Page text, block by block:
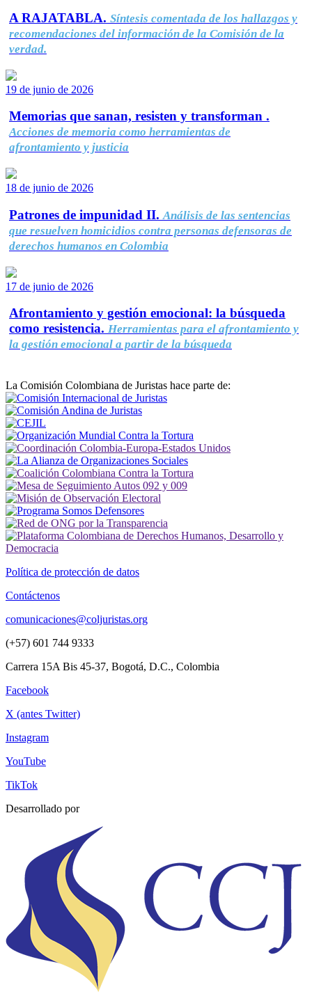
A RAJATABLA. Síntesis comentada de los hallazgos y
recomendaciones del información de la Comisión de la
verdad.
19 de junio de 2026
Memorias que sanan, resisten y transforman .
Acciones de memoria como herramientas de
afrontamiento y justicia
18 de junio de 2026
Patrones de impunidad II. Análisis de las sentencias
que resuelven homicidios contra personas defensoras de
derechos humanos en Colombia
17 de junio de 2026
Afrontamiento y gestión emocional: la búsqueda
como resistencia. Herramientas para el afrontamiento y
la gestión emocional a partir de la búsqueda
La Comisión Colombiana de Juristas hace parte de:
Política de protección de datos
Contáctenos
comunicaciones@coljuristas.org
(+57) 601 744 9333
Carrera 15A Bis 45-37, Bogotá, D.C., Colombia
Facebook
X (antes Twitter)
Instagram
YouTube
TikTok
Desarrollado por